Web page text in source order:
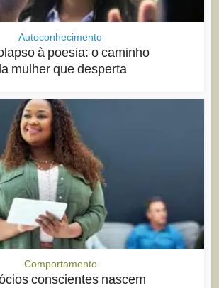
Autoconhecimento
à poesia: o caminho
mulher que desperta
Comportamento
conscientes nascem